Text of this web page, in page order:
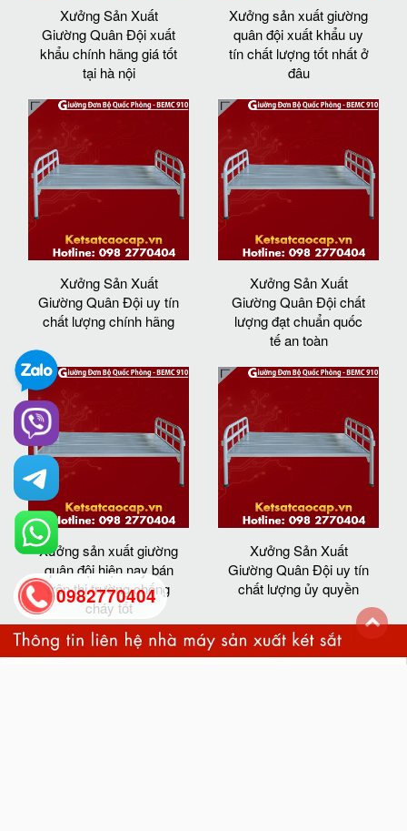
Xưởng Sản Xuất
Giường Quân Đội xuất
khẩu chính hãng giá tốt
tại hà nội
Xưởng sản xuất giường
quân đội xuất khẩu uy
tín chất lượng tốt nhất ở
đâu
Xưởng Sản Xuất
Giường Quân Đội uy tín
chất lượng chính hãng
Xưởng Sản Xuất
Giường Quân Đội chất
lượng đạt chuẩn quốc
tế an toàn
Xưởng sản xuất giường
quân đội hiện nay bán
trên thị trường chống
cháy tốt
Xưởng Sản Xuất
Giường Quân Đội uy tín
chất lượng ủy quyền
0982770404
back